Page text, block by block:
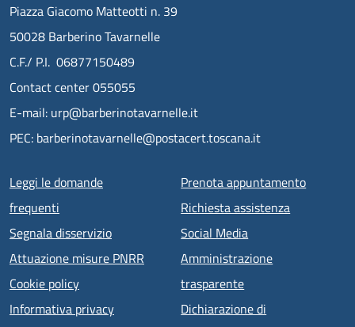
Piazza Giacomo Matteotti n. 39
50028 Barberino Tavarnelle
C.F./ P.I. 06877150489
Contact center 055055
E-mail: urp@barberinotavarnelle.it
PEC: barberinotavarnelle@postacert.toscana.it
Menu piè di pagina
Leggi le domande
frequenti
Segnala disservizio
Attuazione misure PNRR
Cookie policy
Informativa privacy
Prenota appuntamento
Richiesta assistenza
Social Media
Amministrazione
trasparente
Dichiarazione di